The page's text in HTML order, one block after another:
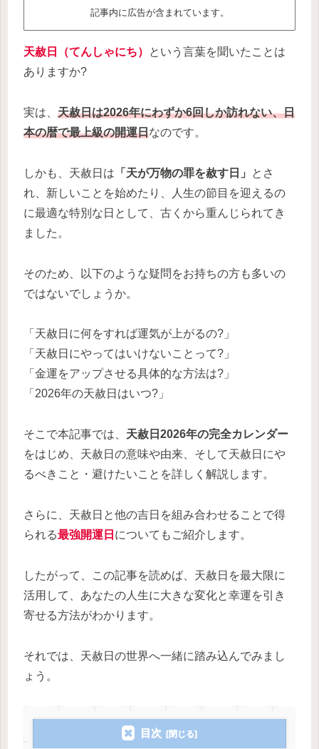
記事内に広告が含まれています。
天赦日（てんしゃにち）
という言葉を聞いたことは
ありますか?
実は、 天赦日は2026年にわずか6回しか訪れない、日
本の暦で最上級の開運日なのです。
しかも、天赦日は 「天が万物の罪を赦す日」
とさ
れ、新しいことを始めたり、人生の節目を迎えるの
に最適な特別な日として、古くから重んじられてき
ました。
そのため、以下のような疑問をお持ちの方も多いの
ではないでしょうか。
「天赦日に何をすれば運気が上がるの?」
「天赦日にやってはいけないことって?」
「金運をアップさせる具体的な方法は?」
「2026年の天赦日はいつ?」
そこで本記事では、 天赦日2026年の完全カレンダー
をはじめ、天赦日の意味や由来、そして天赦日にや
るべきこと・避けたいことを詳しく解説します。
さらに、天赦日と他の吉日を組み合わせることで得
られる最強開運日 についてもご紹介します。
したがって、この記事を読めば、天赦日を最大限に
活用して、あなたの人生に大きな変化と幸運を引き
寄せる方法がわかります。
それでは、天赦日の世界へ一緒に踏み込んでみまし
ょう。
目次